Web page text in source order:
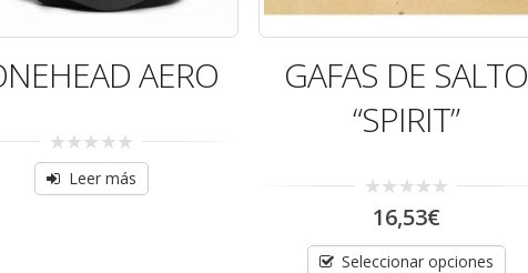
AERO
0
out
of
Leer más
GAFAS DE SALTO
“SPIRIT”
out
5
16,53€
Seleccionar opciones